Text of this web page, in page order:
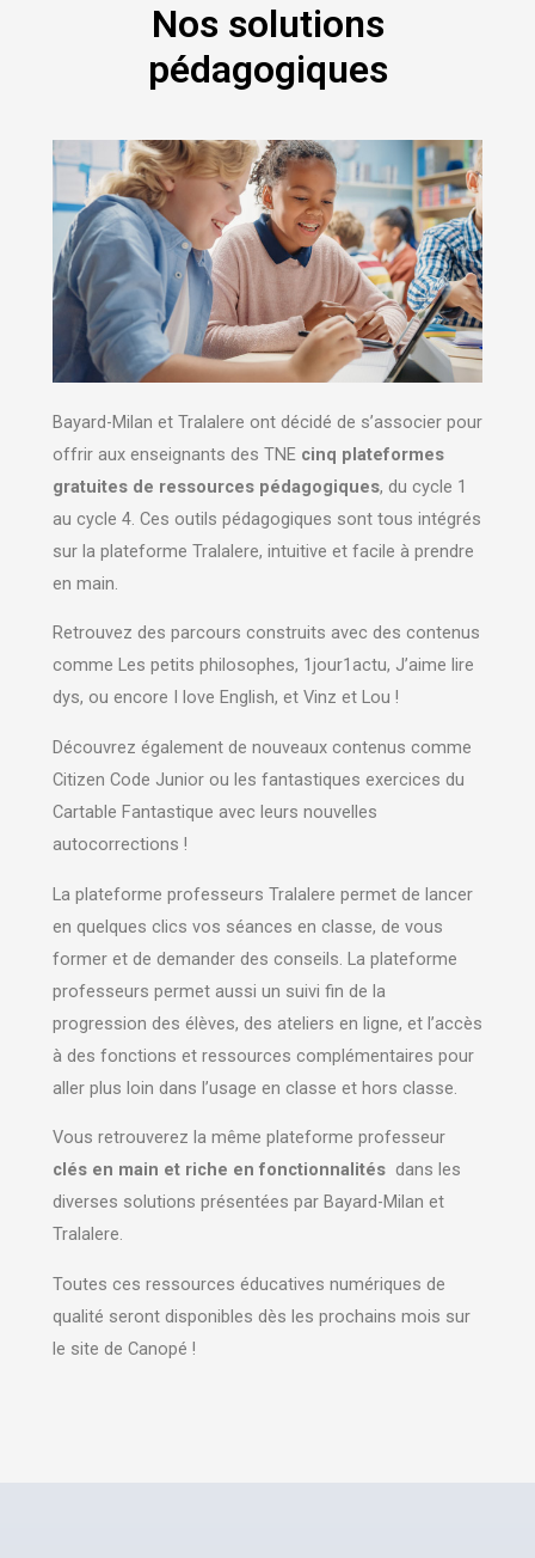
Nos solutions
pédagogiques
Bayard-Milan et Tralalere ont décidé de s’associer pour
offrir aux enseignants des TNE cinq plateformes
gratuites de ressources pédagogiques, du cycle 1
au cycle 4. Ces outils pédagogiques sont tous intégrés
sur la plateforme Tralalere, intuitive et facile à prendre
en main.
Retrouvez des parcours construits avec des contenus
comme Les petits philosophes, 1jour1actu, J’aime lire
dys, ou encore I love English, et Vinz et Lou !
Découvrez également de nouveaux contenus comme
Citizen Code Junior ou les fantastiques exercices du
Cartable Fantastique avec leurs nouvelles
autocorrections !
La plateforme professeurs Tralalere permet de lancer
en quelques clics vos séances en classe, de vous
former et de demander des conseils. La plateforme
professeurs permet aussi un suivi fin de la
progression des élèves, des ateliers en ligne, et l’accès
à des fonctions et ressources complémentaires pour
aller plus loin dans l’usage en classe et hors classe.
Vous retrouverez la même plateforme professeur
clés en main et riche en fonctionnalités dans les
diverses solutions présentées par Bayard-Milan et
Tralalere.
Toutes ces ressources éducatives numériques de
qualité seront disponibles dès les prochains mois sur
le site de Canopé !